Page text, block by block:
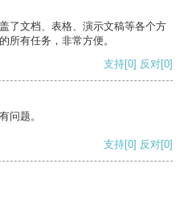
了文档、表格、演示文稿等各个方
所有任务，非常方便。
支持[0] 反对[0]
问题。
支持[0] 反对[0]